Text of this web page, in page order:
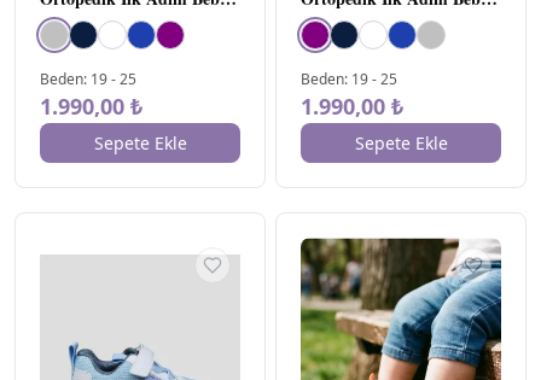
üzeri
FIYAT
–
2299
Rap Rap
Ayakkabı Gümüş
Beden: 19-25
1.990,00 ₺
Sepete Ekle
Ayakkabı Mor
Beden: 19-25
1.990,00 ₺
Sepete Ekle